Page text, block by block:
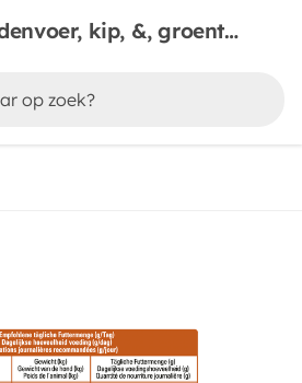
Beneful, hondenvoer, kip, &, groente & grainfree